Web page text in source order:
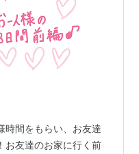
時間をもらい、お友達
お友達のお家に行く前